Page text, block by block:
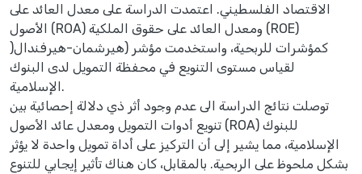
الاقتصاد الفلسطيني. اعتمدت الدراسة على معدل العائد على
الأصول (ROA) ومعدل العائد على حقوق الملكية (ROE)
كمؤشرات للربحية، واستخدمت مؤشر (هيرشمان-هيرفندال(
لقياس مستوى التنويع في محفظة التمويل لدى البنوك
الإسلامية.
توصلت نتائج الدراسة الى عدم وجود أثر ذي دلالة إحصائية بين
تنويع أدوات التمويل ومعدل عائد الأصول (ROA) للبنوك
الإسلامية، مما يشير إلى أن التركيز على أداة تمويل واحدة لا يؤثر
بشكل ملحوظ على الربحية. بالمقابل، كان هناك تأثير إيجابي للتنوع